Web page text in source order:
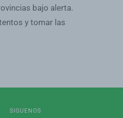
bajo alerta.
y tomar las
SIGUENOS